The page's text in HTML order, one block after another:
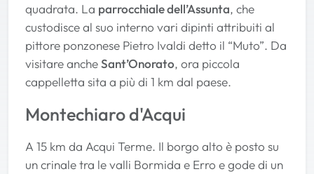
quadrata. La parrocchiale dell’Assunta, che
custodisce al suo interno vari dipinti attribuiti al
pittore ponzonese Pietro Ivaldi detto il “Muto”. Da
visitare ancheSant’Onorato, ora piccola
cappelletta sita a più di 1 km dal paese.
Montechiaro d'Acqui
A 15 km da Acqui Terme. Il borgo alto è posto su
un crinale tra le valli Bormida e Erro e gode di un